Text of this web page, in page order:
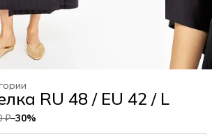
RU 48 / EU 42 / L
₽−30%